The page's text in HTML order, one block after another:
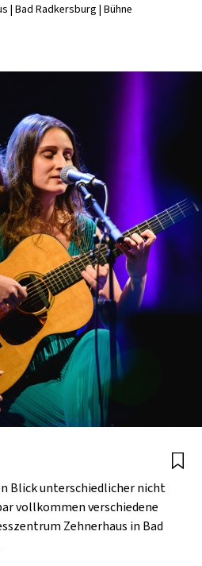
| Bad Radkersburg | Bühne
Blick unterschiedlicher nicht
vollkommen verschiedene
Zehnerhaus in Bad